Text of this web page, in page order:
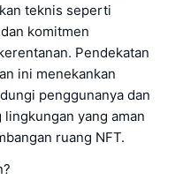
teknis seperti
komitmen
Pendekatan
ini menekankan
penggunanya dan
yang aman
ruang NFT.